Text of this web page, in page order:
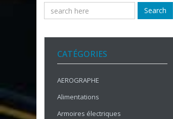
Search
CATÉGORIES
AEROGRAPHE
Alimentations
Armoires électriques